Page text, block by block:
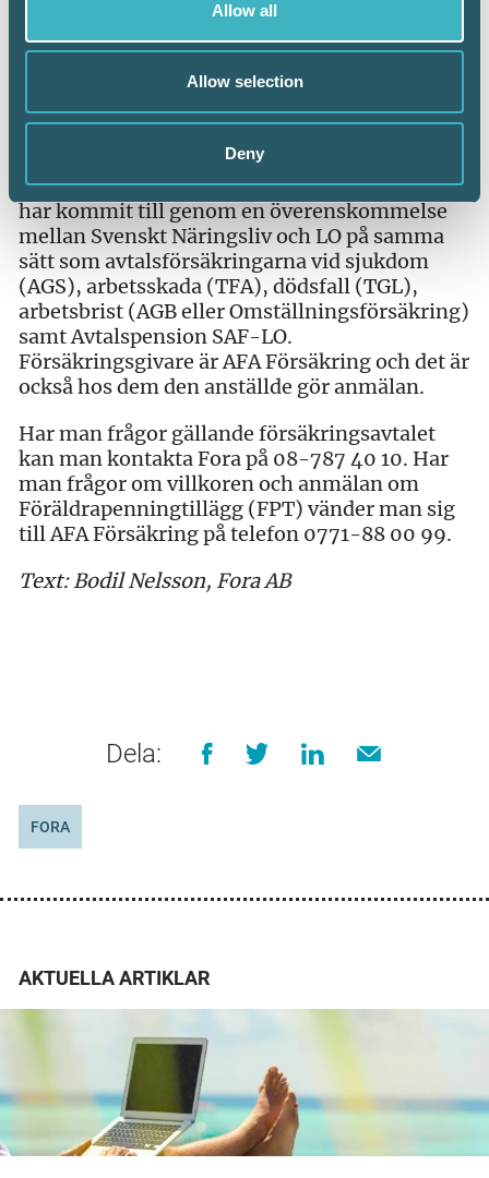
Allow all
Allow selection
Deny
innebär att den som är föräldraledig och får
föräldrapenning från Försäkringskassan kan
Försäkringen gäller för arbetare
Försäkringen gäller för anställda arbetare och
har kommit till genom en överenskommelse
mellan Svenskt Näringsliv och LO på samma
sätt som avtalsförsäkringarna vid sjukdom
(AGS), arbetsskada (TFA), dödsfall (TGL),
arbetsbrist (AGB eller Omställningsförsäkring)
samt Avtalspension SAF-LO.
Försäkringsgivare är AFA Försäkring och det är
också hos dem den anställde gör anmälan.
Har man frågor gällande försäkringsavtalet
kan man kontakta Fora på 08-787 40 10. Har
man frågor om villkoren och anmälan om
Föräldrapenningtillägg (FPT) vänder man sig
till AFA Försäkring på telefon 0771-88 00 99.
Text: Bodil Nelsson, Fora AB
Dela:
FORA
AKTUELLA ARTIKLAR